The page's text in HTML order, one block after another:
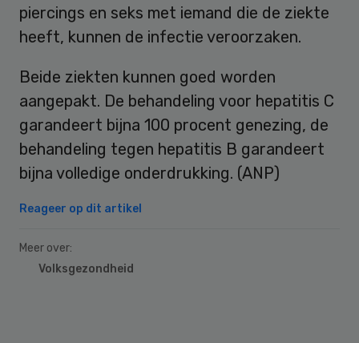
piercings en seks met iemand die de ziekte
heeft, kunnen de infectie veroorzaken.
Beide ziekten kunnen goed worden
aangepakt. De behandeling voor hepatitis C
garandeert bijna 100 procent genezing, de
behandeling tegen hepatitis B garandeert
bijna volledige onderdrukking. (ANP)
Reageer op dit artikel
Meer over:
Volksgezondheid